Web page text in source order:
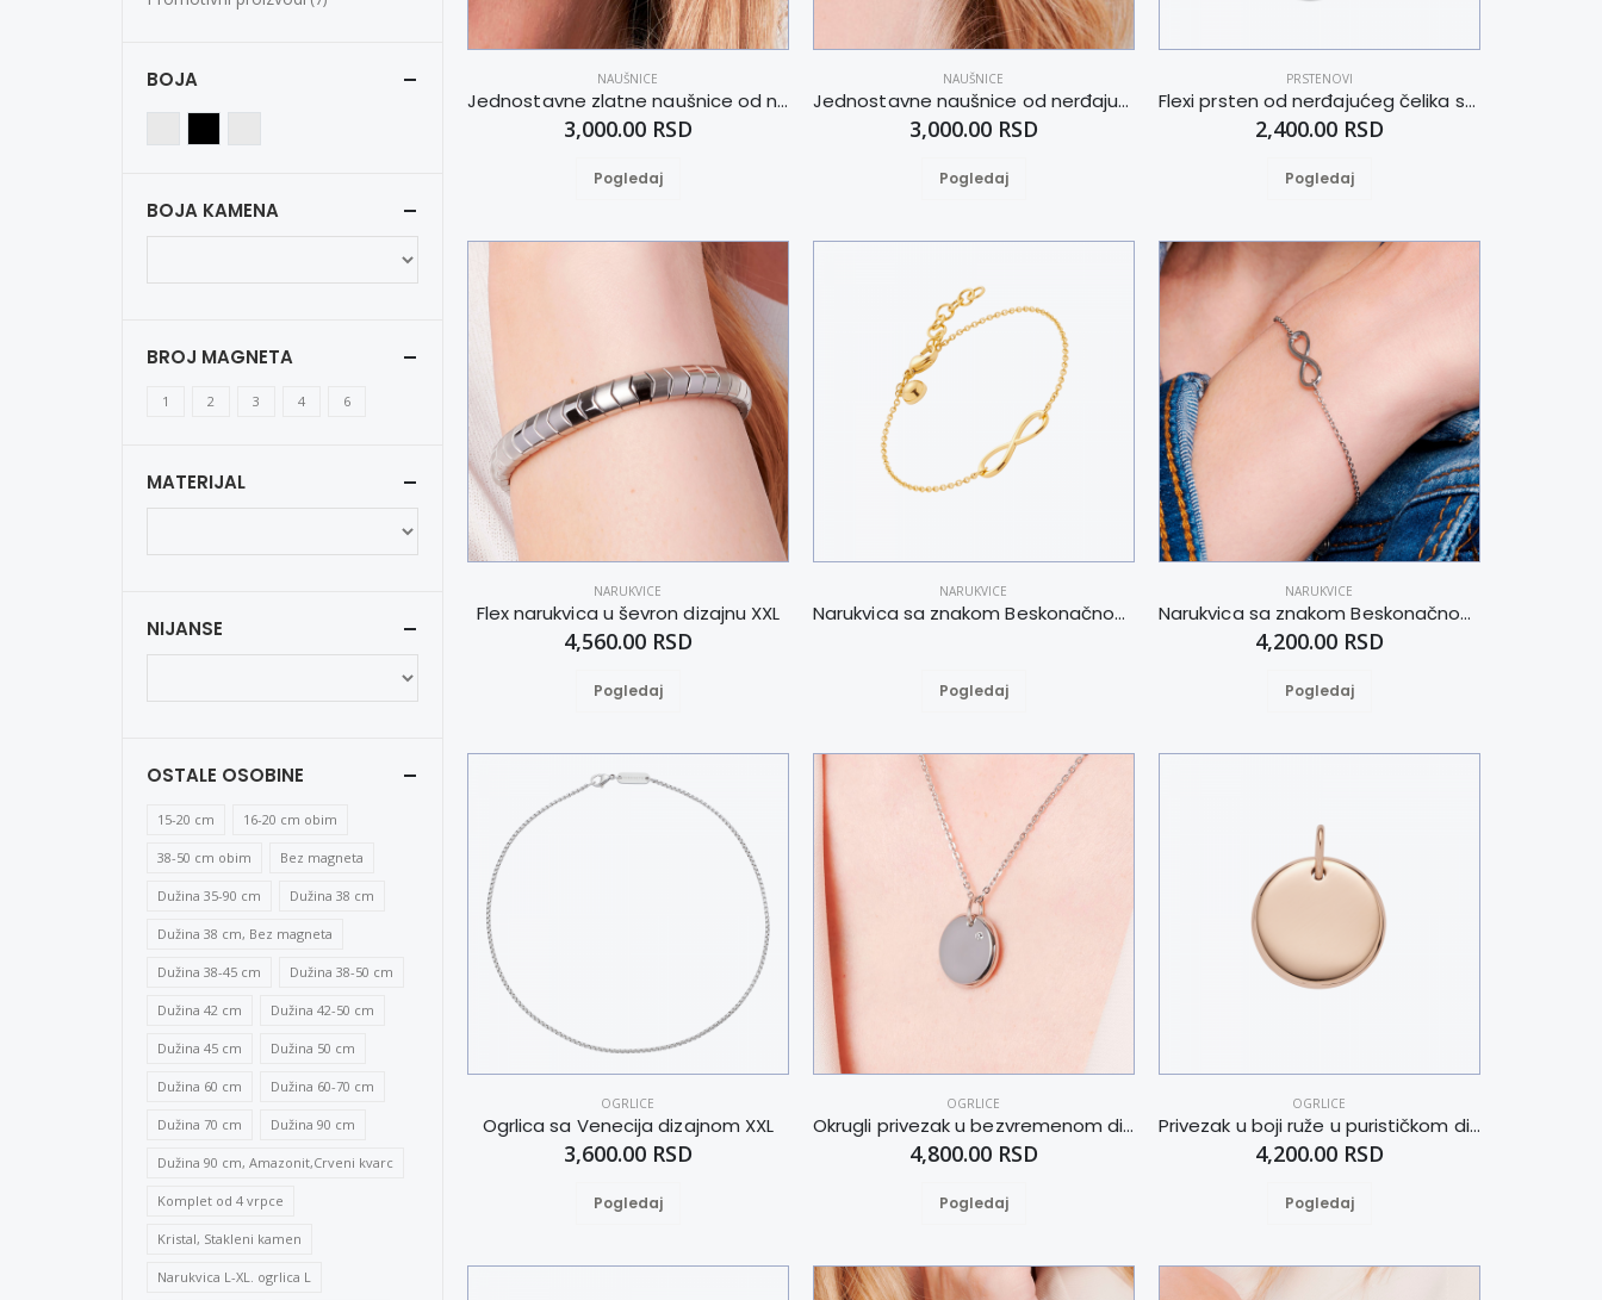
NAUŠNICE
Jednostavne zlatne naušnice od nerđajućeg čelika
3,000.00 RSD
Pogledaj
NAUŠNICE
Jednostavne naušnice od nerđajućeg čelika
3,000.00 RSD
Pogledaj
PRSTENOVI
Flexi prsten od nerđajućeg čelika sa bakrom 18
2,400.00 RSD
Pogledaj
NARUKVICE
Flex narukvica u ševron dizajnu XXL
4,560.00 RSD
Pogledaj
NARUKVICE
Narukvica sa znakom Beskonačnost boja zlata S-L
Pogledaj
NARUKVICE
Narukvica sa znakom Beskonačnost S-L
4,200.00 RSD
Pogledaj
OGRLICE
Ogrlica sa Venecija dizajnom XXL
3,600.00 RSD
Pogledaj
OGRLICE
Okrugli privezak u bezvremenom dizajnu
4,800.00 RSD
Pogledaj
OGRLICE
Privezak u boji ruže u purističkom dizajnu
4,200.00 RSD
Pogledaj
BOJA
BOJA KAMENA
BROJ MAGNETA
1 2 3 4 6
MATERIJAL
NIJANSE
OSTALE OSOBINE
15-20 cm 16-20 cm obim
38-50 cm obim Bez magneta
Dužina 35-90 cm Dužina 38 cm
Dužina 38 cm, Bez magneta
Dužina 38-45 cm Dužina 38-50 cm
Dužina 42 cm Dužina 42-50 cm
Dužina 45 cm Dužina 50 cm
Dužina 60 cm Dužina 60-70 cm
Dužina 70 cm Dužina 90 cm
Dužina 90 cm, Amazonit,Crveni kvarc
Komplet od 4 vrpce
Kristal, Stakleni kamen
Narukvica L-XL. ogrlica L